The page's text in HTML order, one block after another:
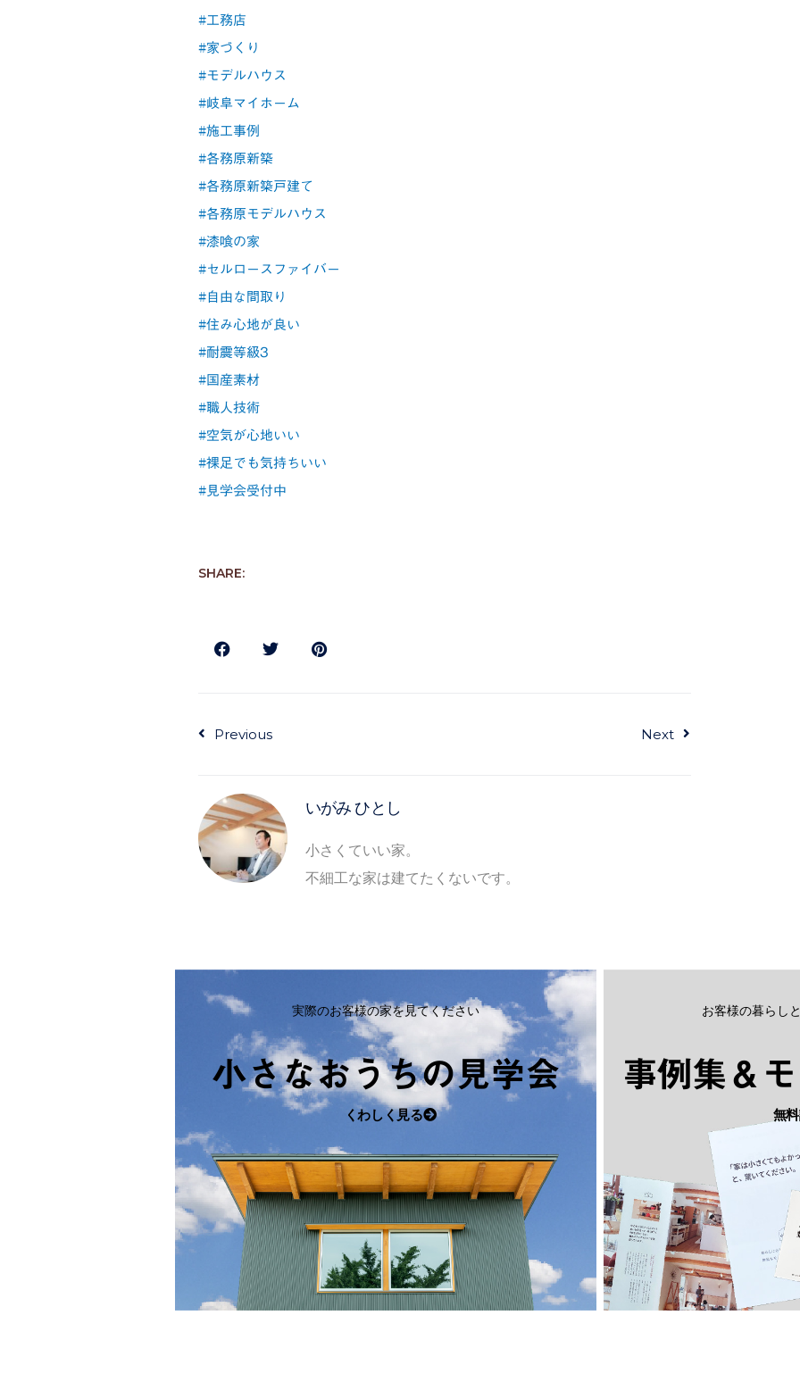
#工務店
#家づくり
#モデルハウス
#岐阜マイホーム
#施工事例
#各務原新築
#各務原新築戸建て
#各務原モデルハウス
#漆喰の家
#セルロースファイバー
#自由な間取り
#住み心地が良い
#耐震等級3
#国産素材
#職人技術
#空気が心地いい
#裸足でも気持ちいい
#見学会受付中
SHARE:
Previous Next
いがみ ひとし
小さくていい家。
不細工な家は建てたくないです。
実際のお客様の家を見てください
小さなおうちの見学会
くわしく見る
お客様の暮らし
事例集＆
無